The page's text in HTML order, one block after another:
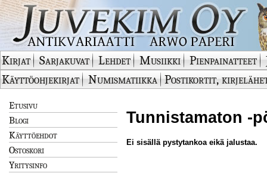
Kirjat Sarjakuvat Lehdet Musiikki Pienpainatteet
Käyttöohjekirjat
Numismatiikka Postikortit,
Etusivu
Blogi
Käyttöehdot
Ostoskori
Yritysinfo
Tunnistamaton -
Ei sisällä pystytankoa eikä jalustaa.